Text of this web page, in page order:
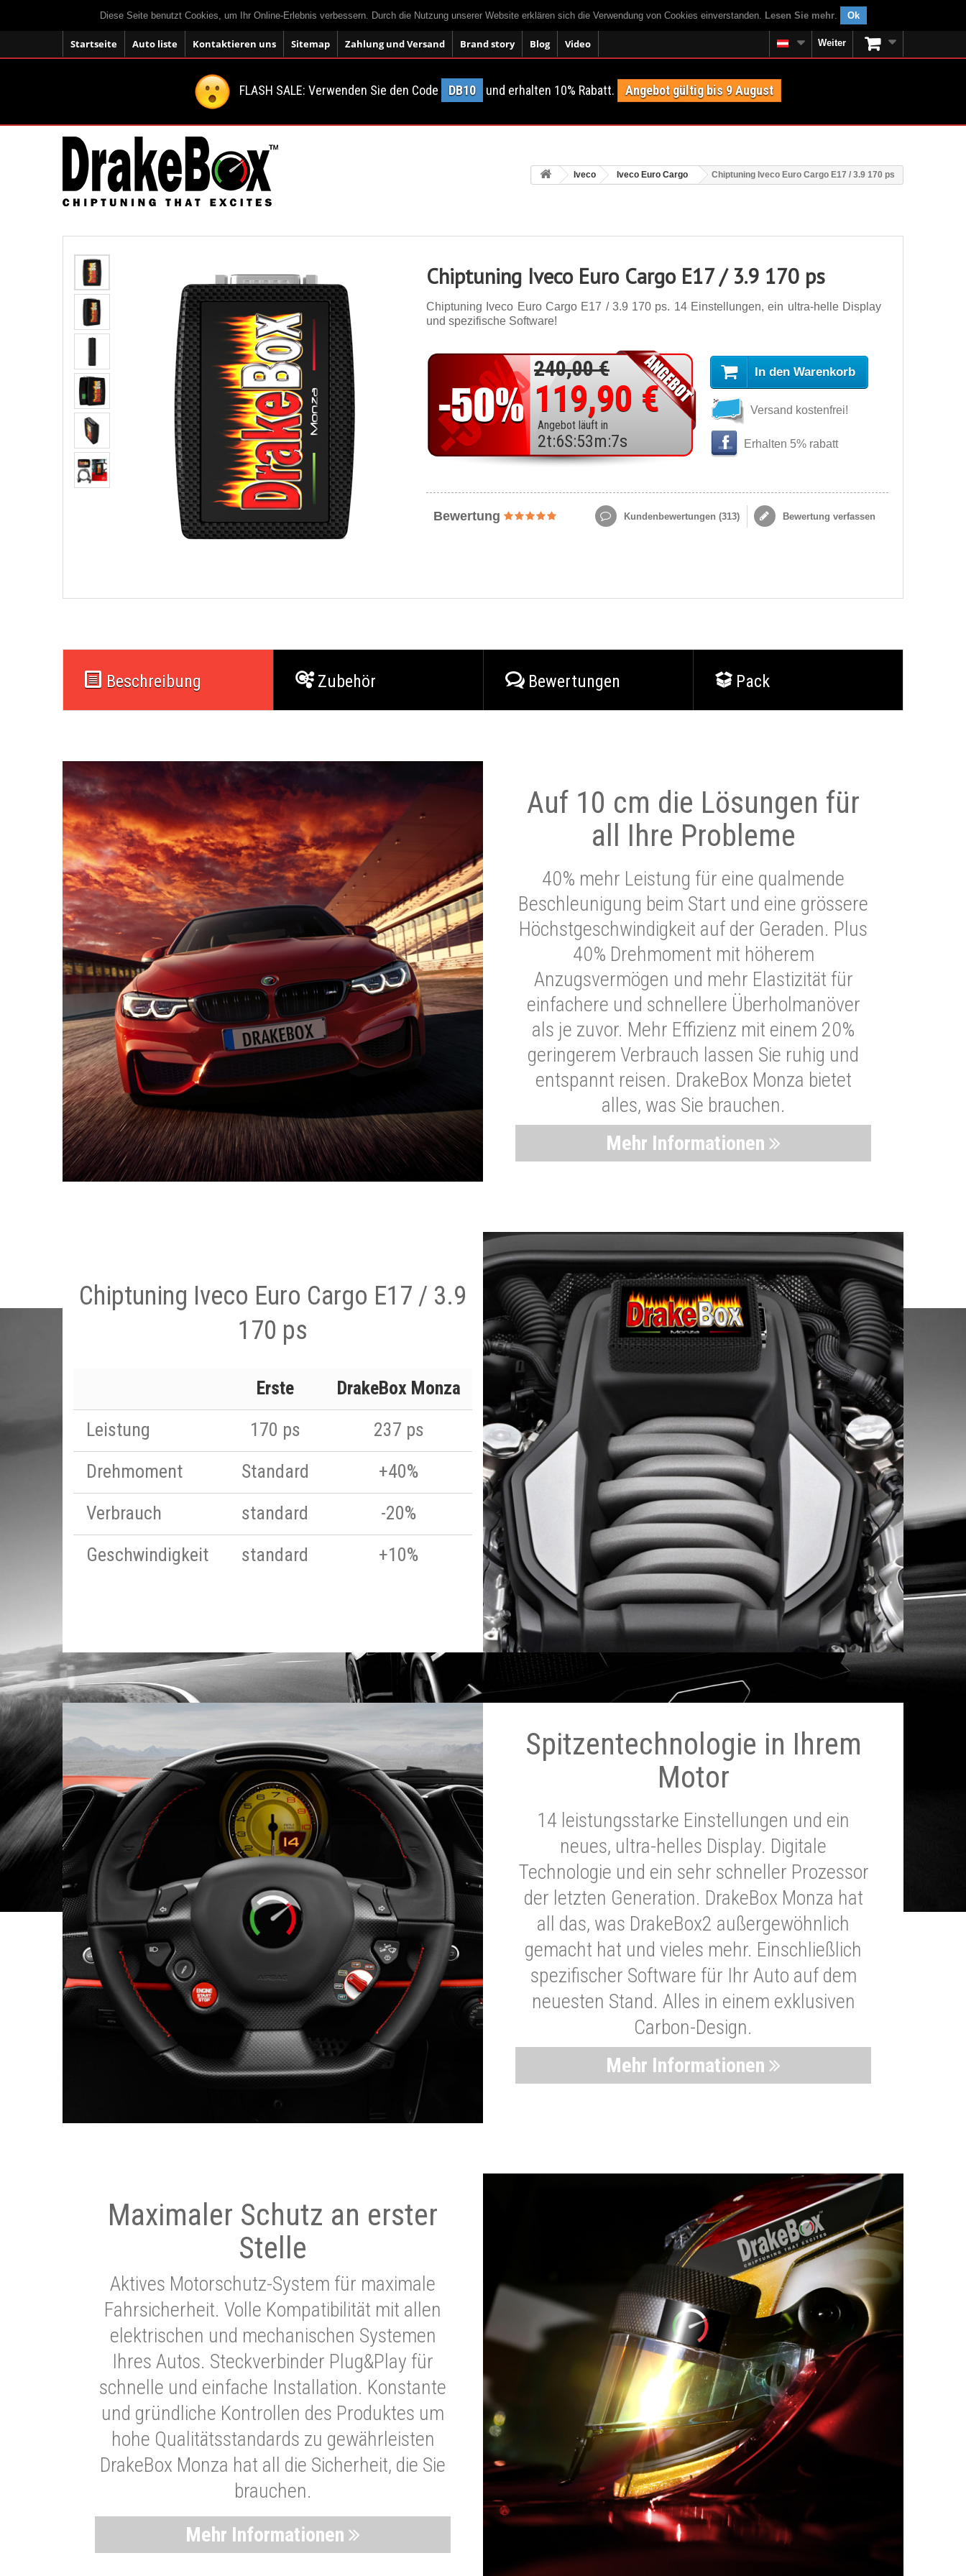
Diese Seite benutzt Cookies, um Ihr Online-Erlebnis verbessern. Durch die Nutzung unserer Website erklären sich die Verwendung von Cookies einverstanden. Lesen Sie mehr. Ok
Startseite Auto liste Kontaktieren uns Sitemap Zahlung und Versand Brand story Blog Video Weiter
FLASH SALE: Verwenden Sie den Code DB10 und erhalten 10% Rabatt. Angebot gültig bis 9 August
Iveco Iveco Euro Cargo Chiptuning Iveco Euro Cargo E17 / 3.9 170 ps
Chiptuning Iveco Euro Cargo E17 / 3.9 170 ps
Chiptuning Iveco Euro Cargo E17 / 3.9 170 ps. 14 Einstellungen, ein ultra-helle Display
und spezifische Software!
240,00 €
119,90 €
Angebot läuft in
2t:6S:53m:5s
In den Warenkorb
Versand kostenfrei!
Erhalten 5% rabatt
Bewertung Kundenbewertungen (313) Bewertung verfassen
Beschreibung Zubehör Bewertungen Pack
Auf 10 cm die Lösungen für
all Ihre Probleme
40% mehr Leistung für eine qualmende
Beschleunigung beim Start und eine grössere
Höchstgeschwindigkeit auf der Geraden. Plus
40% Drehmoment mit höherem
Anzugsvermögen und mehr Elastizität für
einfachere und schnellere Überholmanöver
als je zuvor. Mehr Effizienz mit einem 20%
geringerem Verbrauch lassen Sie ruhig und
entspannt reisen. DrakeBox Monza bietet
alles, was Sie brauchen.
Mehr Informationen
Chiptuning Iveco Euro Cargo E17 / 3.9
170 ps
Erste
DrakeBox Monza
Leistung
170 ps
237 ps
Drehmoment
Standard
+40%
Verbrauch
standard
-20%
Geschwindigkeit
standard +10%
Spitzentechnologie in Ihrem
Motor
14 leistungsstarke Einstellungen und ein
neues, ultra-helles Display. Digitale
Technologie und ein sehr schneller Prozessor
der letzten Generation. DrakeBox Monza hat
all das, was DrakeBox2 außergewöhnlich
gemacht hat und vieles mehr. Einschließlich
spezifischer Software für Ihr Auto auf dem
neuesten Stand. Alles in einem exklusiven
Carbon-Design.
Mehr Informationen
Maximaler Schutz an erster
Stelle
Aktives Motorschutz-System für maximale
Fahrsicherheit. Volle Kompatibilität mit allen
elektrischen und mechanischen Systemen
Ihres Autos. Steckverbinder Plug&Play für
schnelle und einfache Installation. Konstante
und gründliche Kontrollen des Produktes um
hohe Qualitätsstandards zu gewährleisten
DrakeBox Monza hat all die Sicherheit, die Sie
brauchen.
Mehr Informationen